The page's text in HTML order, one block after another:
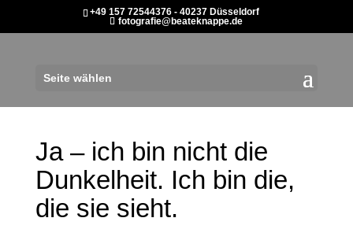
+49 157 72544376 - 40237 Düsseldorf
fotografie@beateknappe.de
Seite wählen
Ja – ich bin nicht die
Dunkelheit. Ich bin die,
die sie sieht.